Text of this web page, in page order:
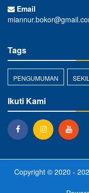
Email
Tags
PENGUMUMAN
Ikuti Kami
Copyright © 2020 -